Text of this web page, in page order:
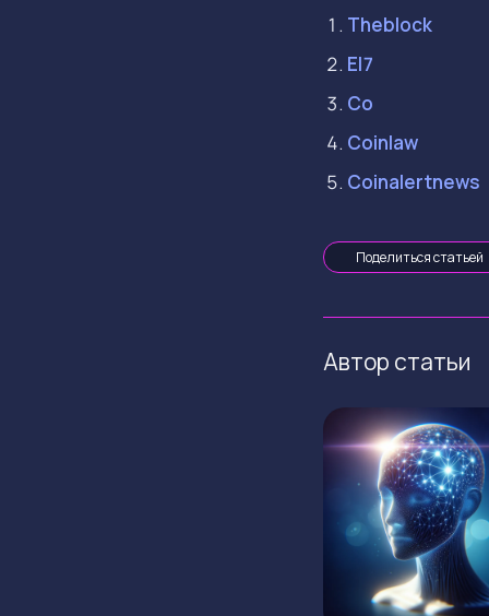
Theblock
El7
Co
Coinlaw
Coinalertnews
Поделиться статьей
Автор статьи